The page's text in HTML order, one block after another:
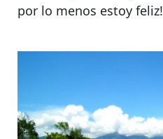
por lo menos estoy feliz!